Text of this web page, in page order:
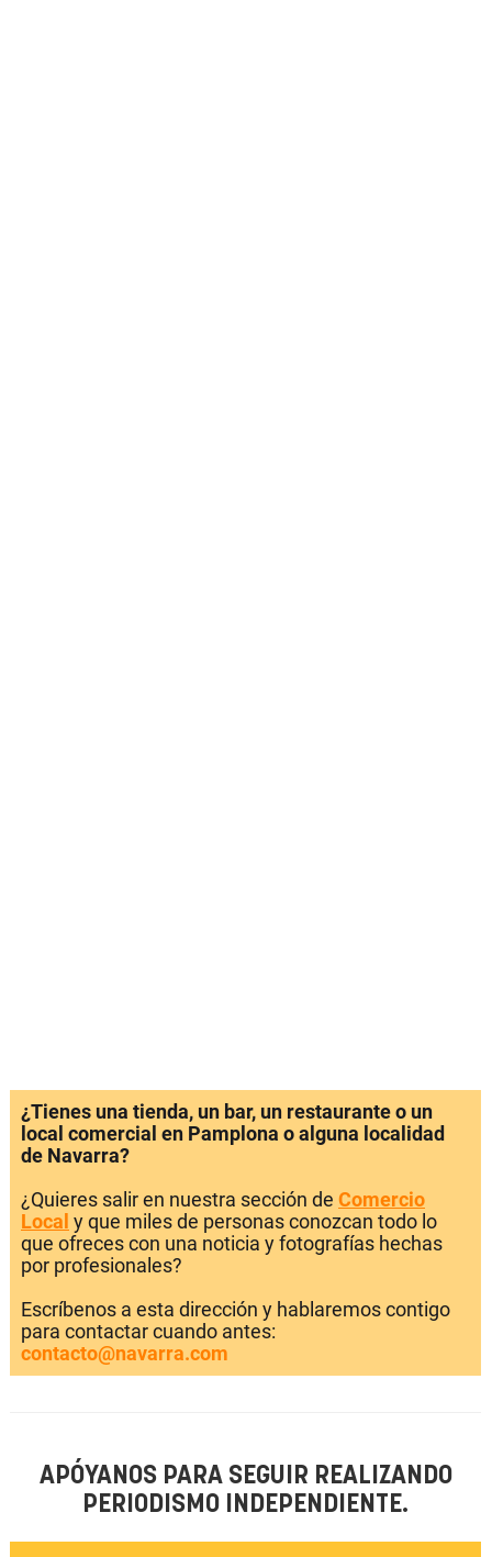
¿Tienes una tienda, un bar, un restaurante o un
local comercial en Pamplona o alguna localidad
de Navarra?
¿Quieres salir en nuestra sección de Comercio
Local y que miles de personas conozcan todo lo
que ofreces con una noticia y fotografías hechas
por profesionales?
Escríbenos a esta dirección y hablaremos contigo
para contactar cuando antes:
contacto@navarra.com
APÓYANOS PARA SEGUIR REALIZANDO
PERIODISMO INDEPENDIENTE.